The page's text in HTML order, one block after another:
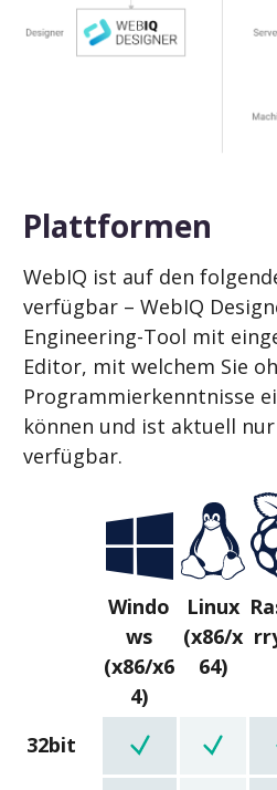
Plattformen
WebIQ ist auf den
verfügbar – WebIQ
Engineering-Tool mit
Editor, mit welchem Sie
Programmierkenntnisse
können und ist aktuell
verfügbar.
Windo
ws
(x86/x6
4)
Linux
(x86/x
64)
32bit